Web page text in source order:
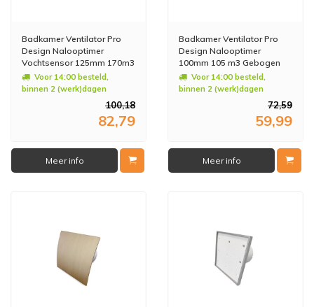
Badkamer Ventilator Pro
Design Nalooptimer
Vochtsensor 125mm 170m3
Bold Line Wit
Voor 14:00 besteld,
binnen 2 (werk)dagen
100,18
82,79
Meer info
Badkamer Ventilator Pro
Design Nalooptimer
100mm 105 m3 Gebogen
Kunststof Wit
Voor 14:00 besteld,
binnen 2 (werk)dagen
72,59
59,99
Meer info